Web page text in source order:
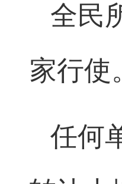
全民
家行使
任何